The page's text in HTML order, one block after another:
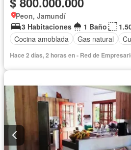
Peon, Jamundí
3 Habitaciones
1 Baño
Cocina amoblada
Gas natural
Hace 2 días, 2 horas en - Red de